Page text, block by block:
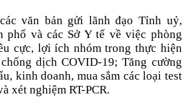
văn bản gửi lãnh đạo Tỉnh uỷ,
phố và các Sở Y tế về việc phòng
cực, lợi ích nhóm trong thực hiện
dịch COVID-19; Tăng cường
kinh doanh, mua sắm các loại test
xét nghiệm RT-PCR.